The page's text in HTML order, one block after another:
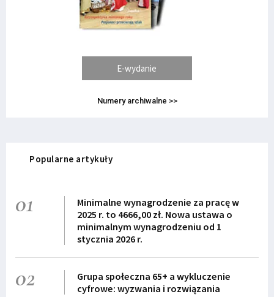
E-wydanie
Numery archiwalne >>
Popularne artykuły
01
Minimalne wynagrodzenie za pracę w
2025 r. to 4666,00 zł. Nowa ustawa o
minimalnym wynagrodzeniu od 1
stycznia 2026 r.
02
Grupa społeczna 65+ a wykluczenie
cyfrowe: wyzwania i rozwiązania